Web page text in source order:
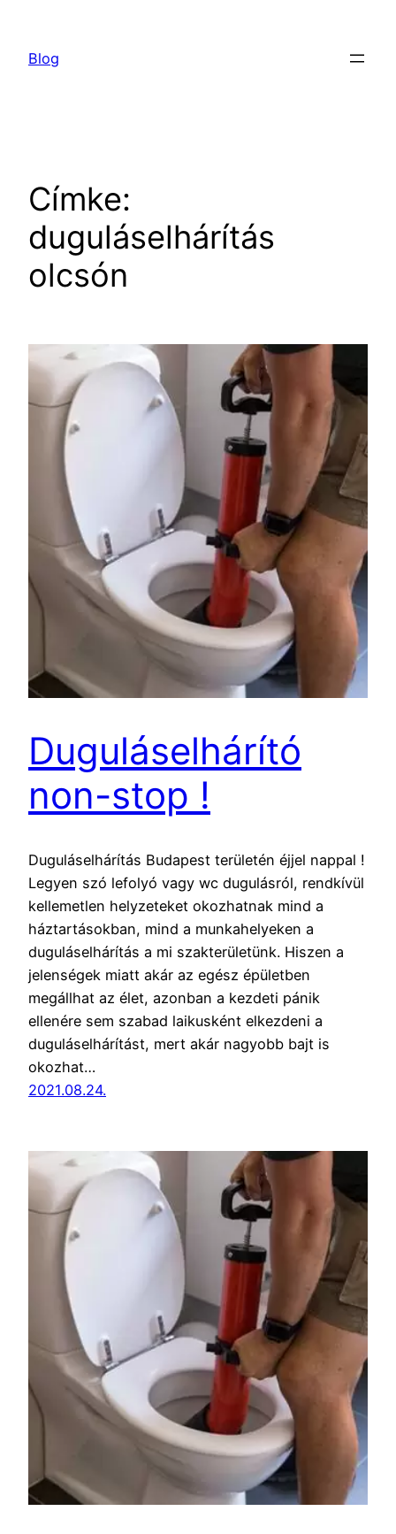
tartalomhoz
Blog
Címke:
duguláselhárítás
olcsón
Duguláselhárító
non-stop !
Duguláselhárítás Budapest területén éjjel nappal !
Legyen szó lefolyó vagy wc dugulásról, rendkívül
kellemetlen helyzeteket okozhatnak mind a
háztartásokban, mind a munkahelyeken a
duguláselhárítás a mi szakterületünk. Hiszen a
jelenségek miatt akár az egész épületben
megállhat az élet, azonban a kezdeti pánik
ellenére sem szabad laikusként elkezdeni a
duguláselhárítást, mert akár nagyobb bajt is
okozhat…
2021.08.24.